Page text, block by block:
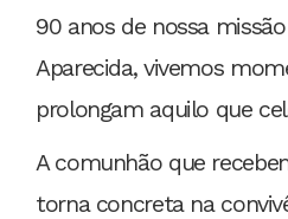
90 anos de nossa
Aparecida, vivemos
prolongam aquilo que
A comunhão que
torna concreta na